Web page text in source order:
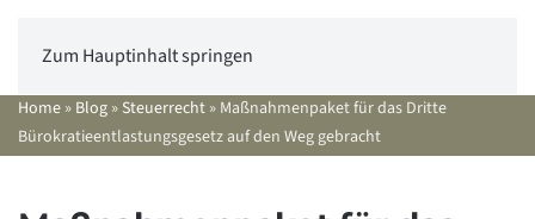
Zum Hauptinhalt springen
Home » Blog » Steuerrecht » Maßnahmenpaket für das Dritte
Bürokratieentlastungsgesetz auf den Weg gebracht